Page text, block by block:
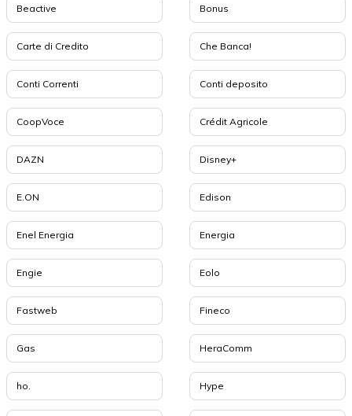
Beactive Bonus
Carte di Credito Che Banca!
Conti Correnti Conti deposito
CoopVoce Crédit Agricole
DAZN Disney+
E.ON Edison
Enel Energia Energia
Engie Eolo
Fastweb Fineco
Gas HeraComm
ho. Hype